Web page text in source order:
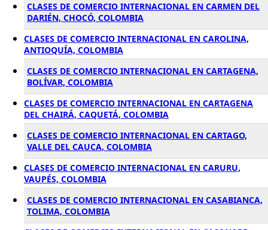
CLASES DE COMERCIO INTERNACIONAL EN CARMEN DEL
DARIÉN, CHOCÓ, COLOMBIA
CLASES DE COMERCIO INTERNACIONAL EN CAROLINA,
ANTIOQUÍA, COLOMBIA
CLASES DE COMERCIO INTERNACIONAL EN CARTAGENA,
BOLÍVAR, COLOMBIA
CLASES DE COMERCIO INTERNACIONAL EN CARTAGENA
DEL CHAIRÁ, CAQUETÁ, COLOMBIA
CLASES DE COMERCIO INTERNACIONAL EN CARTAGO,
VALLE DEL CAUCA, COLOMBIA
CLASES DE COMERCIO INTERNACIONAL EN CARURU,
VAUPÉS, COLOMBIA
CLASES DE COMERCIO INTERNACIONAL EN CASABIANCA,
TOLIMA, COLOMBIA